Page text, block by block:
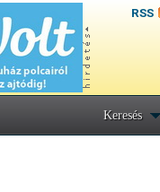
RSS
Keresés